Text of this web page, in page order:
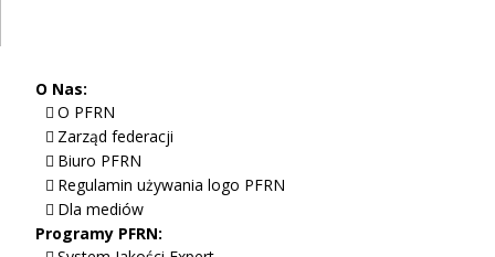
O Nas:
O PFRN
Zarząd federacji
Biuro PFRN
Regulamin używania logo PFRN
Dla mediów
Programy PFRN: